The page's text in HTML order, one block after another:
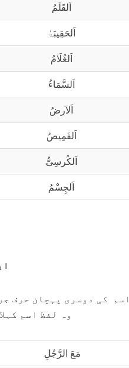
اَلقَلَمُ
اَلحَقِیبَۃُ
اَلغُلَامُ
اَلسَّمَاءُ
اَلاَرضُ
اَلقَمِیصُ
اَلکُرسِیُّ
اَلجِسْمُ
اسم کی دوسری پہچان حرف
وہ لفظ اسم
مَعَ الرَّجُلِ